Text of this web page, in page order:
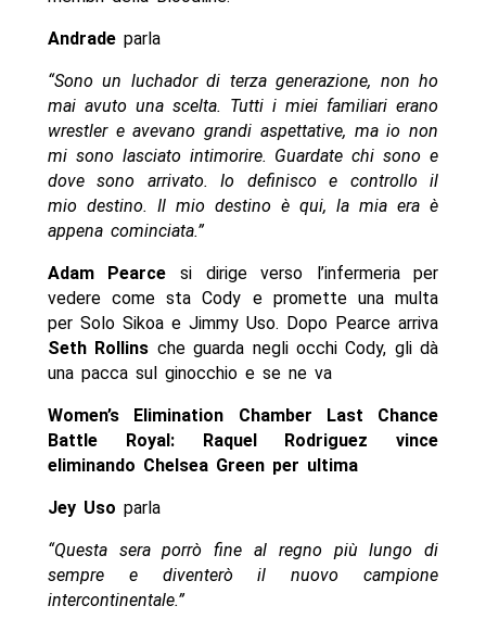
Andradeparla
“Sono un luchador di terza generazione, non ho
mai avuto una scelta. Tutti i miei familiari erano
wrestler e avevano grandi aspettative, ma io non
mi sono lasciato intimorire. Guardate chi sono e
dove sono arrivato. Io definisco e controllo il
mio destino. Il mio destino è qui, la mia era è
appena cominciata.”
Adam Pearce si dirige verso l’infermeria per
vedere come sta Cody e promette una multa
per Solo Sikoa e Jimmy Uso. Dopo Pearce arriva
Seth Rollins che guarda negli occhi Cody, gli dà
una pacca sul ginocchio e se ne va
Women’s Elimination Chamber Last Chance
Battle Royal: Raquel Rodriguez vince
eliminando Chelsea Green per ultima
Jey Uso parla
“Questa sera porrò fine al regno più lungo di
sempre e diventerò il nuovo campione
intercontinentale.”